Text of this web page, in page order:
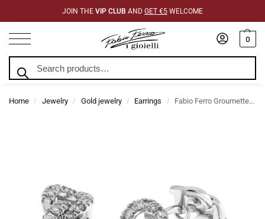
JOIN THE VIP CLUB AND GET €5 WELCOME
0
Home / Jewelry / Gold jewelry / Earrings / Fabio Ferro Groumette Earrings in White Gold with Diamonds